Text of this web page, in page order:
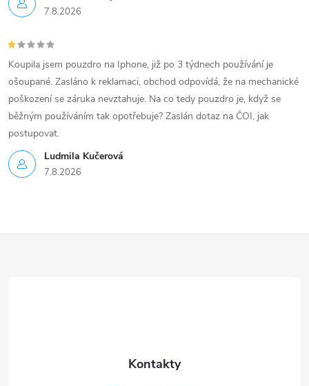
7.8.2026
Ludmila Kučerová
7.8.2026
Koupila jsem pouzdro na Iphone, již po 3 týdnech používání je
ošoupané. Zasláno k reklamaci, obchod odpovídá, že na mechanické
poškození se záruka nevztahuje. Na co tedy pouzdro je, když se
běžným používáním tak opotřebuje? Zaslán dotaz na ČOI, jak
postupovat.